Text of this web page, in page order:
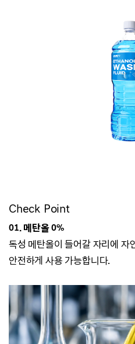
Check Point
01. 메탄올 0%
독성 메탄올이 들어갈 자리에 자
안전하게 사용 가능합니다.